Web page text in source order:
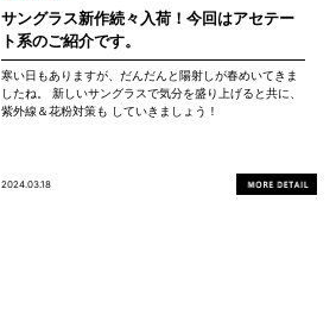
サングラス新作続々入荷！今回はアセテー
ト系のご紹介です。
寒い日もありますが、だんだんと陽射しが春めいてきま
したね。 新しいサングラスで気分を盛り上げると共に、
紫外線＆花粉対策も していきましょう！
2024.03.18